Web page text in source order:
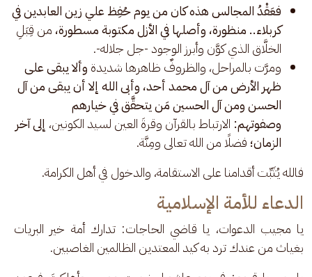
فعَقْدُ المجالس هذه كان من يوم حُفِظ علي زين العابدين في
كربلاء.. منظورة، وأصلها في الأزل مكتوبة مسطورة،من قِبَلِ
الخلَّاق الذي كوَّن وأبرز الوجود -جل جلاله-.
ومرَّت بالمراحل، والظروفٌ ظاهرها شديدةوألا يبقى على
ظهر الأرض من آل محمد أحد، وأبى الله إلا أن يبقى من آل
الحسن ومن آل الحسين مَن يتحقَّق في خيارهم
وصفوتهم: الارتباط بالقرآن وقرةَ العين لسيد الكونين،إلى آخر
الزمان؛فضلًا من الله تعالى ومِنَّة.
فالله يُثَبِّت أقدامنا على الاستقامة، والدخول في أهل الكرامة.
الدعاء للأمة الإسلامية
يا مجيب الدعوات، يا قاضي الحاجات: تدارك أمة خير البريات
بغياث من عندك ترد به كيد المعتدين الظالمين الغاصبين.